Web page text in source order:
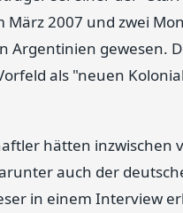
März 2007 und zwei
Argentinien gewesen.
als "neuen
hätten inzwischen
auch der
in einem Interview